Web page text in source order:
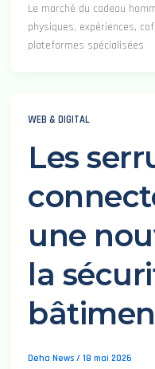
Le marché du cadeau
physiques, expériences,
plateformes spécialisées
WEB & DIGITAL
Les
une
la
Deha News / 18 mai 2026